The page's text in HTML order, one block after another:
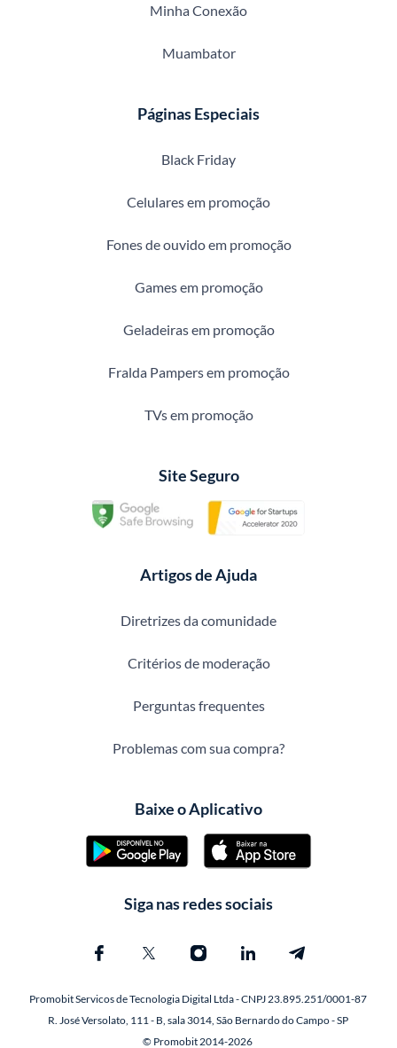
Minha Conexão
Muambator
Páginas Especiais
Black Friday
Celulares em promoção
Fones de ouvido em promoção
Games em promoção
Geladeiras em promoção
Fralda Pampers em promoção
TVs em promoção
Site Seguro
Artigos de Ajuda
Diretrizes da comunidade
Critérios de moderação
Perguntas frequentes
Problemas com sua compra?
Baixe o Aplicativo
Siga nas redes sociais
Promobit Servicos de Tecnologia Digital Ltda - CNPJ 23.895.251/0001-87
R. José Versolato, 111 - B, sala 3014, São Bernardo do Campo - SP
© Promobit 2014-2026